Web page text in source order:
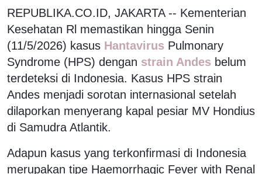
REPUBLIKA.CO.ID, JAKARTA -- Kementerian
Kesehatan Rl memastikan hingga Senin
(11/5/2026) kasus Hantavirus Pulmonary
Syndrome (HPS) dengan strain Andes belum
terdeteksi di Indonesia. Kasus HPS strain
Andes menjadi sorotan internasional setelah
dilaporkan menyerang kapal pesiar MV Hondius
di Samudra Atlantik.
Adapun kasus yang terkonfirmasi di Indonesia
merupakan tipe Haemorrhagic Fever with Renal